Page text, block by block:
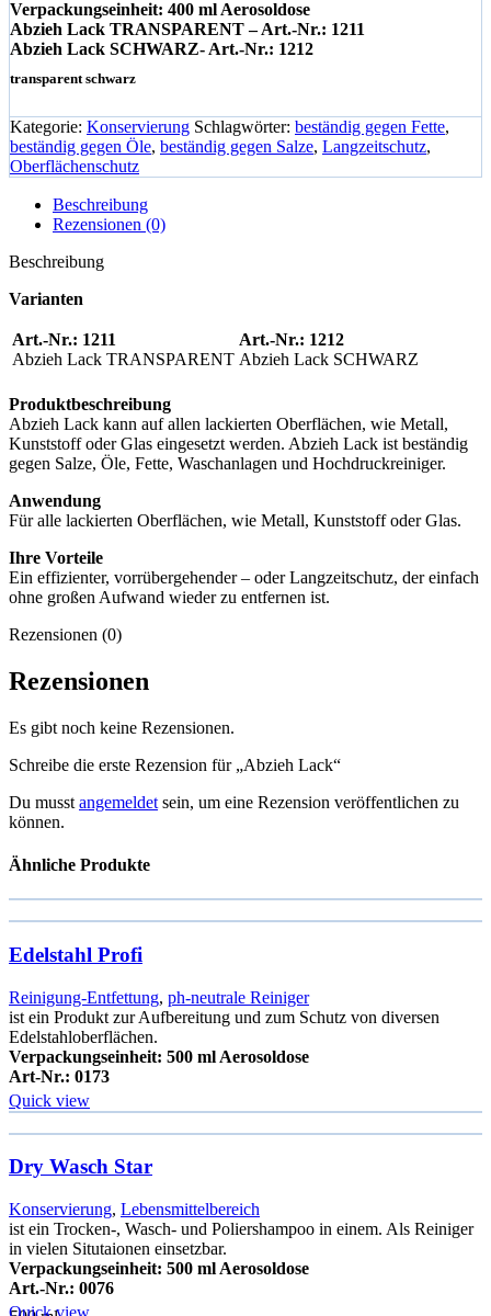
Verpackungseinheit: 400 ml Aerosoldose
Abzieh Lack TRANSPARENT – Art.-Nr.: 1211
Abzieh Lack SCHWARZ- Art.-Nr.: 1212
transparent schwarz
Kategorie: Konservierung Schlagwörter: beständig gegen Fette,
beständig gegen Öle, beständig gegen Salze, Langzeitschutz,
Oberflächenschutz
Beschreibung
Rezensionen (0)
Beschreibung
Varianten
Art.-Nr.: 1211
Abzieh Lack TRANSPARENT
Art.-Nr.: 1212
Abzieh Lack SCHWARZ
Produktbeschreibung
Abzieh Lack kann auf allen lackierten Oberflächen, wie Metall,
Kunststoff oder Glas eingesetzt werden. Abzieh Lack ist beständig
gegen Salze, Öle, Fette, Waschanlagen und Hochdruckreiniger.
Anwendung
Für alle lackierten Oberflächen, wie Metall, Kunststoff oder Glas.
Ihre Vorteile
Ein effizienter, vorrübergehender – oder Langzeitschutz, der einfach
ohne großen Aufwand wieder zu entfernen ist.
Rezensionen (0)
Rezensionen
Es gibt noch keine Rezensionen.
Schreibe die erste Rezension für „Abzieh Lack“
Du musst angemeldet sein, um eine Rezension veröffentlichen zu
können.
Ähnliche Produkte
Edelstahl Profi
Reinigung-Entfettung, ph-neutrale Reiniger
ist ein Produkt zur Aufbereitung und zum Schutz von diversen
Edelstahloberflächen.
Verpackungseinheit: 500 ml Aerosoldose
Art-Nr.: 0173
Quick view
Dry Wasch Star
Konservierung, Lebensmittelbereich
ist ein Trocken-, Wasch- und Poliershampoo in einem. Als Reiniger
in vielen Situtaionen einsetzbar.
Verpackungseinheit: 500 ml Aerosoldose
Art.-Nr.: 0076
Quick view